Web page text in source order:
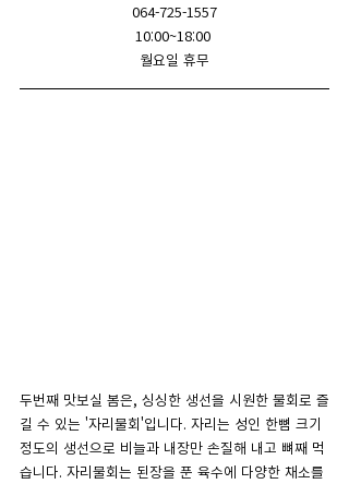
064-725-1557
10:00~18:00
월요일 휴무
두번째 맛보실 봄은, 싱싱한 생선을 시원한 물회로 즐
길 수 있는 '자리물회'입니다. 자리는 성인 한뼘 크기
정도의 생선으로 비늘과 내장만 손질해 내고 뼈째 먹
습니다. 자리물회는 된장을 푼 육수에 다양한 채소를